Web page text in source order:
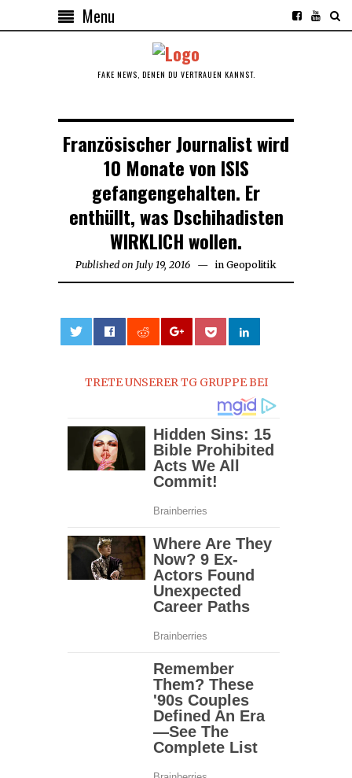
Menu
FAKE NEWS, DENEN DU VERTRAUEN KANNST.
Französischer Journalist wird
10 Monate von ISIS
gefangengehalten. Er
enthüllt, was Dschihadisten
WIRKLICH wollen.
Published on July 19, 2016 Augustin Geopolitik
TRETE UNSERER TG GRUPPE BEI